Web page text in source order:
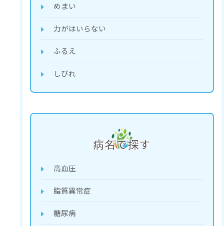
めまい
力がはいらない
ふるえ
しびれ
病名で探す
高血圧
脂質異常症
糖尿病